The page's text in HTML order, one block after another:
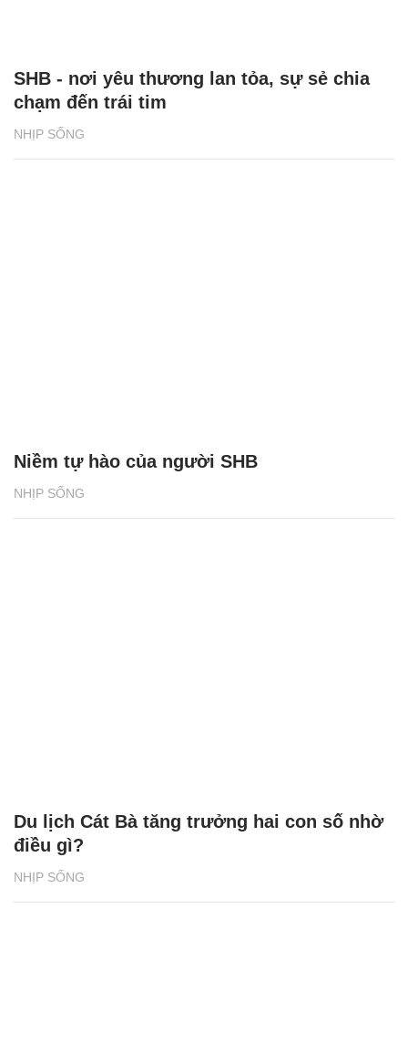
NHỊP SỐNG
SHB - nơi yêu thương lan tỏa, sự sẻ chia
chạm đến trái tim
NHỊP SỐNG
Niềm tự hào của người SHB
NHỊP SỐNG
Du lịch Cát Bà tăng trưởng hai con số nhờ
điều gì?